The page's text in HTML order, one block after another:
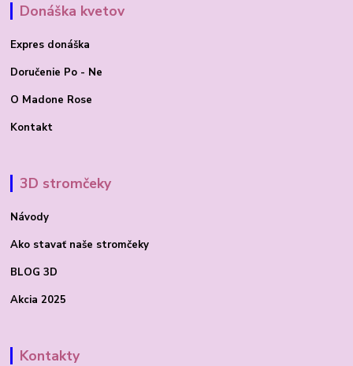
Donáška kvetov
Expres donáška
Doručenie Po - Ne
O Madone Rose
Kontakt
3D stromčeky
Návody
Ako stavať naše stromčeky
BLOG 3D
Akcia 2025
Kontakty